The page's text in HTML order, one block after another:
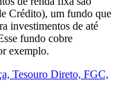
Crédito), um fundo que
investimentos de até
fundo cobre
exemplo.